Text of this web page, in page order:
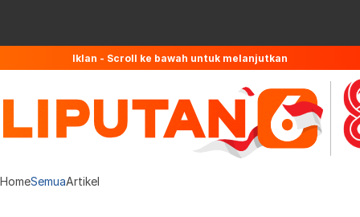
Iklan - Scroll ke bawah untuk melanjutkan
HomeSemuaArtikel